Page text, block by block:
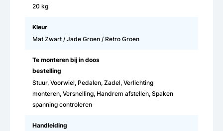
20 kg
Kleur
Mat Zwart / Jade Groen / Retro Groen
Te monteren bij in doos
bestelling
Stuur, Voorwiel, Pedalen, Zadel, Verlichting
monteren, Versnelling, Handrem afstellen, Spaken
spanning controleren
Handleiding